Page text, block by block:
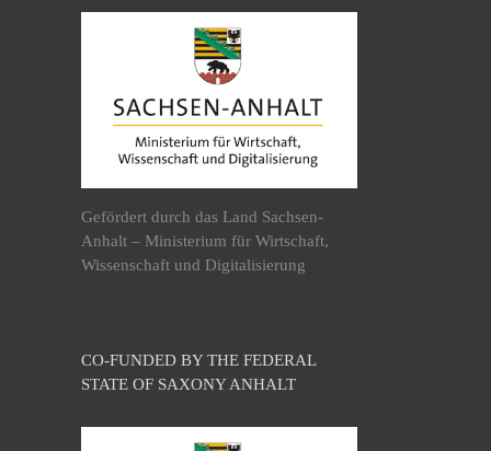
Gefördert durch das Land Sachsen-
Anhalt – Ministerium für Wirtschaft,
Wissenschaft und Digitalisierung
CO-FUNDED BY THE FEDERAL
STATE OF SAXONY ANHALT